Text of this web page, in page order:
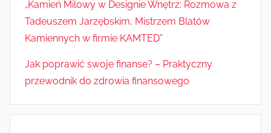
„Kamień Milowy w Designie Wnętrz: Rozmowa z
Tadeuszem Jarzębskim, Mistrzem Blatów
Kamiennych w firmie KAMTED”
Jak poprawić swoje finanse? – Praktyczny
przewodnik do zdrowia finansowego